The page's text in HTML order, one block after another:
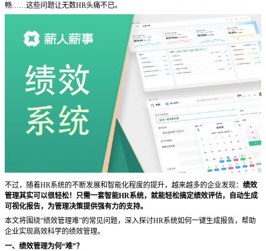
畅……这些问题让无数HR头痛不已。
不过，随着HR系统的不断发展和智能化程度的提升，越来越多的企业发现： 绩效
管理其实可以很轻松！只需一套智能HR系统，就能轻松搞定绩效评估，自动生成
可视化报告，为管理决策提供强有力的支持。
本文将围绕“绩效管理难”的常见问题，深入探讨HR系统如何一键生成报告，帮助
企业实现高效科学的绩效管理。
一、绩效管理为何“难”？